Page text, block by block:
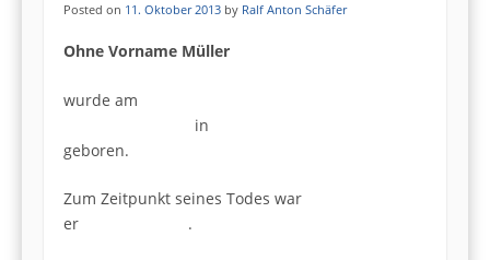
Posted on 11. Oktober 2013 by Ralf Anton Schäfer
Ohne Vorname Müller
wurde am
in
geboren.
Zum Zeitpunkt seines Todes war
er .